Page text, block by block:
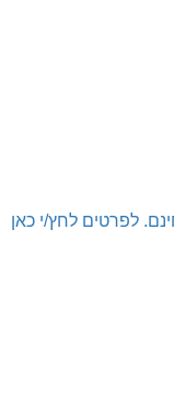
לפרטים לחץ/י כאן